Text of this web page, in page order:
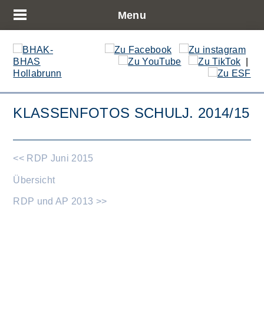
Menu
|
KLASSENFOTOS SCHULJ. 2014/15
<< RDP Juni 2015
Übersicht
RDP und AP 2013 >>